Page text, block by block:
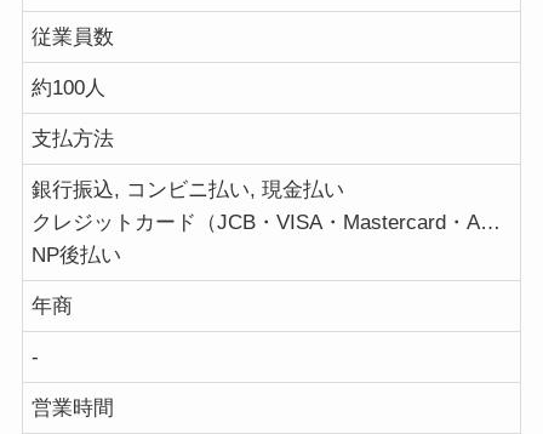
従業員数
約100人
支払方法
銀行振込, コンビニ払い, 現金払い
クレジットカード（JCB・VISA・Mastercard・AMERICAN EXPRESS）
NP後払い
年商
-
営業時間